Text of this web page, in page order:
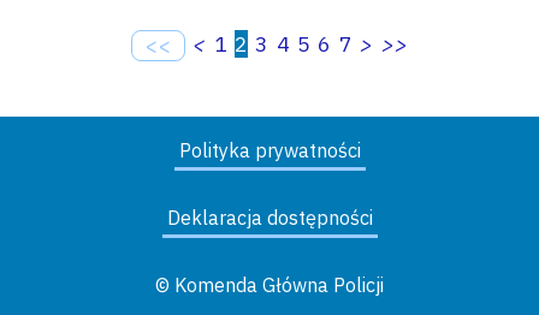
<< < 1 2 3 4 5 6 7 > >>
Polityka prywatności
Deklaracja dostępności
© Komenda Główna Policji